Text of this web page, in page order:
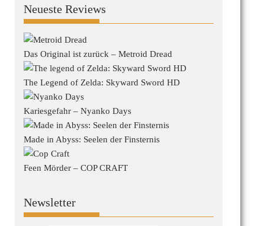
Neueste Reviews
Das Original ist zurück – Metroid Dread
The Legend of Zelda: Skyward Sword HD
Kariesgefahr – Nyanko Days
Made in Abyss: Seelen der Finsternis
Feen Mörder – COP CRAFT
Newsletter